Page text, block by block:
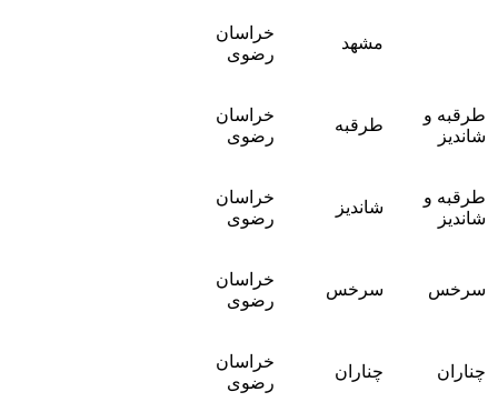
مشهد
خراسان
رضوی
طرقبه و
شاندیز
طرقبه
خراسان
رضوی
طرقبه و
شاندیز
شاندیز
خراسان
رضوی
سرخس سرخس
خراسان
رضوی
چناران چناران
خراسان
رضوی